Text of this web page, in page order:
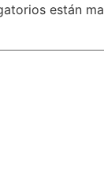
están